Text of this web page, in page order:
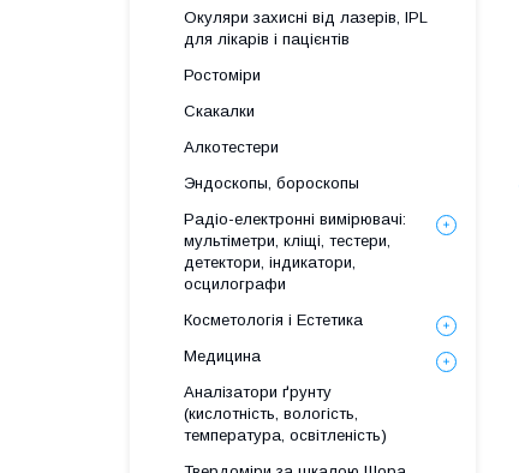
Окуляри захисні від лазерів, IPL
для лікарів і пацієнтів
Ростоміри
Скакалки
Алкотестери
Эндоскопы, бороскопы
Радіо-електронні вимірювачі:
мультіметри, кліщі, тестери,
детектори, індикатори,
осцилографи
Косметологія і Естетика
Медицина
Аналізатори ґрунту
(кислотність, вологість,
температура, освітленість)